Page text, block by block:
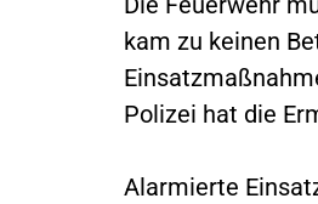
kam zu keinen
Polizei hat die
Alarmierte